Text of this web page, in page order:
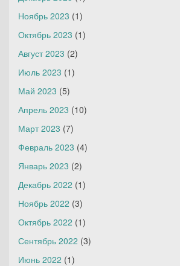
Ноябрь 2023 (1)
Октябрь 2023 (1)
Август 2023 (2)
Июль 2023 (1)
Май 2023 (5)
Апрель 2023 (10)
Март 2023 (7)
Февраль 2023 (4)
Январь 2023 (2)
Декабрь 2022 (1)
Ноябрь 2022 (3)
Октябрь 2022 (1)
Сентябрь 2022 (3)
Июнь 2022 (1)